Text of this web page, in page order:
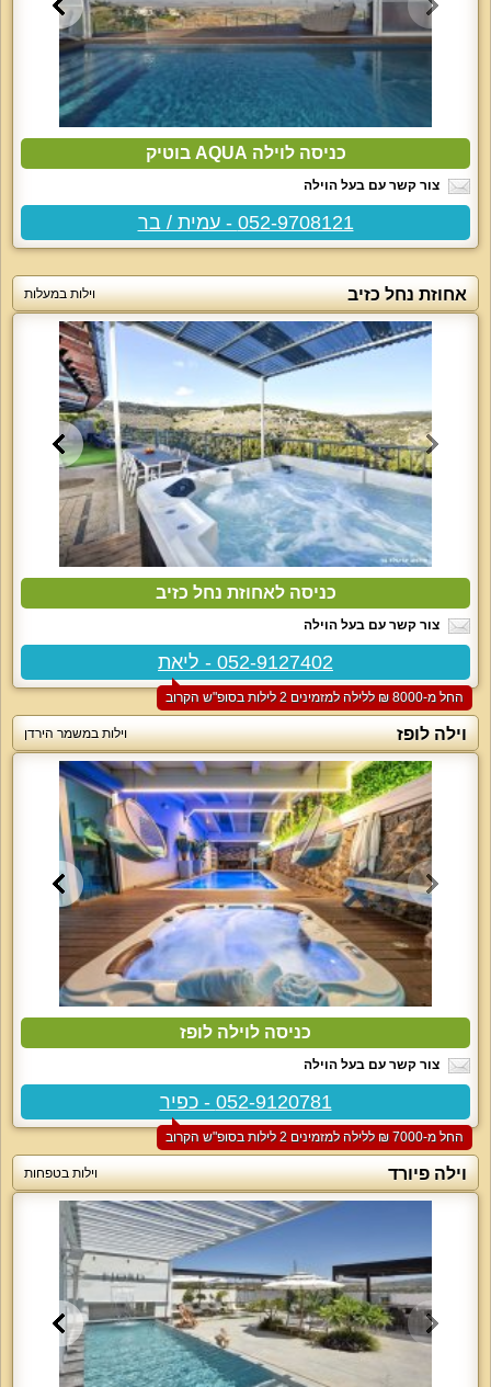
כניסה לוילה AQUA בוטיק
צור קשר עם בעל הוילה
052-9708121 - עמית / בר
אחוזת נחל כזיב וילות במעלות
כניסה לאחוזת נחל כזיב
צור קשר עם בעל הוילה
052-9127402 - ליאת
החל מ-‏8000 ₪ ללילה למזמינים 2 לילות בסופ"ש הקרוב
וילה לופז וילות במשמר הירדן
כניסה לוילה לופז
צור קשר עם בעל הוילה
052-9120781 - כפיר
החל מ-‏7000 ₪ ללילה למזמינים 2 לילות בסופ"ש הקרוב
וילה פיורד וילות בטפחות